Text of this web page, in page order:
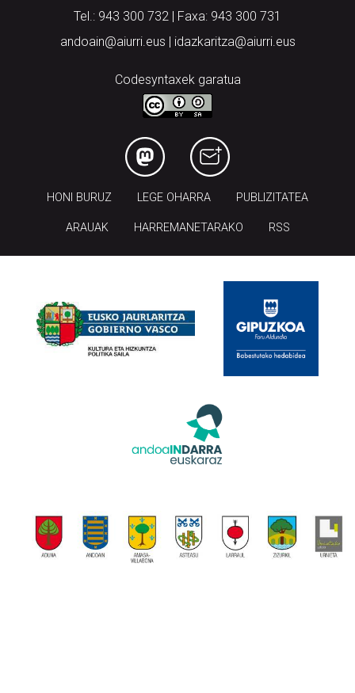
Tel.: 943 300 732 | Faxa: 943 300 731
andoain@aiurri.eus | idazkaritza@aiurri.eus
Codesyntaxek garatua
HONI BURUZ LEGE OHARRA PUBLIZITATEA
ARAUAK HARREMANETARAKO RSS